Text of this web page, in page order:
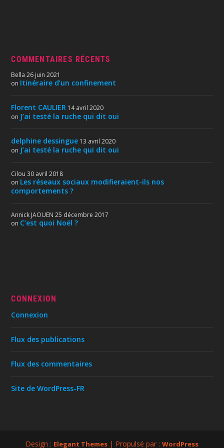
COMMENTAIRES RÉCENTS
Bella 26 juin 2021
on Itinéraire d’un confinement
Florent CAULIER 14 avril 2020
on J’ai testé la ruche qui dit oui
delphine dessingue 13 avril 2020
on J’ai testé la ruche qui dit oui
Cilou 30 avril 2018
on Les réseaux sociaux modifieraient-ils nos
comportements ?
Annick JAOUEN 25 décembre 2017
on C’est quoi Noël ?
CONNEXION
Connexion
Flux des publications
Flux des commentaires
Site de WordPress-FR
Design : Elegant Themes | Propulsé par : WordPress